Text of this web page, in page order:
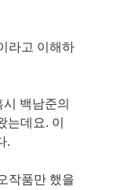
라고 이해하
백남준의
데요. 이
.
작품만 했을